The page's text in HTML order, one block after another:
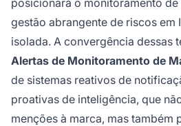
gestão abrangente de riscos em
isolada. A convergência dessas
Alertas de Monitoramento de
de sistemas reativos de
proativas de inteligência, que
menções à marca, mas também